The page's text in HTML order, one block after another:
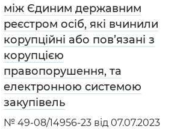
між Єдиним державним
реєстром осіб, які вчинили
корупційні або пов’язані з
корупцією
правопорушення, та
електронною системою
закупівель
№ 49-08/14956-23 від 07.07.2023